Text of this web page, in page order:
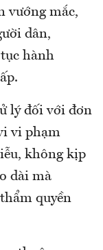
vướng mắc,
dân,
hành
lý đối với đơn
vi phạm
không kịp
dài mà
quyền